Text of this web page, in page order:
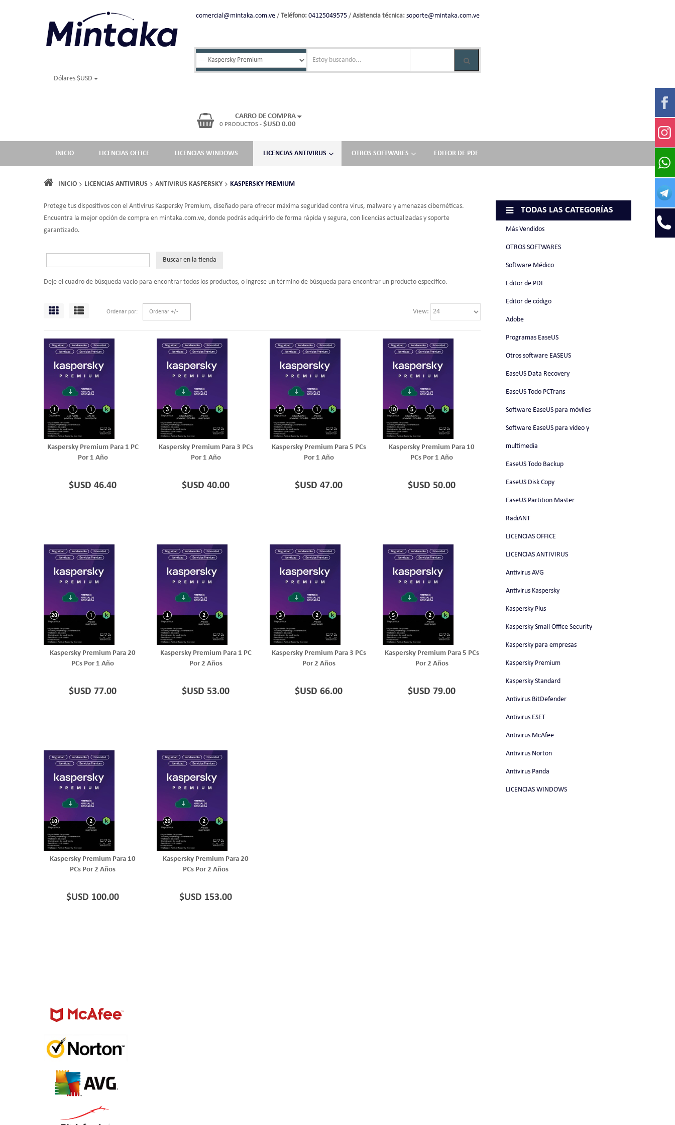
comercial@mintaka.com.ve/ Teléfono: 04125049575/ Asistencia técnica: soporte@mintaka.com.ve
Dólares $USD
CARRO DE COMPRA
0 PRODUCTOS - $USD 0.00
INICIO LICENCIAS OFFICE LICENCIAS WINDOWS LICENCIAS ANTIVIRUS OTROS SOFTWARES EDITOR DE PDF
INICIO LICENCIAS ANTIVIRUS ANTIVIRUS KASPERSKY KASPERSKY PREMIUM
Protege tus dispositivos con el Antivirus Kaspersky Premium, diseñado para ofrecer máxima seguridad contra virus, malware y amenazas cibernéticas.
Encuentra la mejor opción de compra en mintaka.com.ve, donde podrás adquirirlo de forma rápida y segura, con licencias actualizadas y soporte
garantizado.
Deje el cuadro de búsqueda vacío para encontrar todos los productos, o ingrese un término de búsqueda para encontrar un producto específico.
View
Ordenar por Ordenar +/-
Kaspersky Premium Para 1 PC
Por 1 Año
$USD 46.40
Kaspersky Premium Para 3 PCs
Por 1 Año
$USD 40.00
Kaspersky Premium Para 5 PCs
Por 1 Año
$USD 47.00
Kaspersky Premium Para 10
PCs Por 1 Año
$USD 50.00
Kaspersky Premium Para 20
PCs Por 1 Año
$USD 77.00
Kaspersky Premium Para 1 PC
Por 2 Años
$USD 53.00
Kaspersky Premium Para 3 PCs
Por 2 Años
$USD 66.00
Kaspersky Premium Para 5 PCs
Por 2 Años
$USD 79.00
Kaspersky Premium Para 10
PCs Por 2 Años
$USD 100.00
Kaspersky Premium Para 20
PCs Por 2 Años
$USD 153.00
TODAS LAS CATEGORÍAS
Más Vendidos
OTROS SOFTWARES
Software Médico
Editor de PDF
Editor de código
Adobe
Programas EaseUS
Otros software EASEUS
EaseUS Data Recovery
EaseUS Todo PCTrans
Software EaseUS para móviles
Software EaseUS para video y
multimedia
EaseUS Todo Backup
EaseUS Disk Copy
EaseUS Partition Master
RadiANT
LICENCIAS OFFICE
LICENCIAS ANTIVIRUS
Antivirus AVG
Antivirus Kaspersky
Kaspersky Plus
Kaspersky Small Office Security
Kaspersky para empresas
Kaspersky Premium
Kaspersky Standard
Antivirus BitDefender
Antivirus ESET
Antivirus McAfee
Antivirus Norton
Antivirus Panda
LICENCIAS WINDOWS